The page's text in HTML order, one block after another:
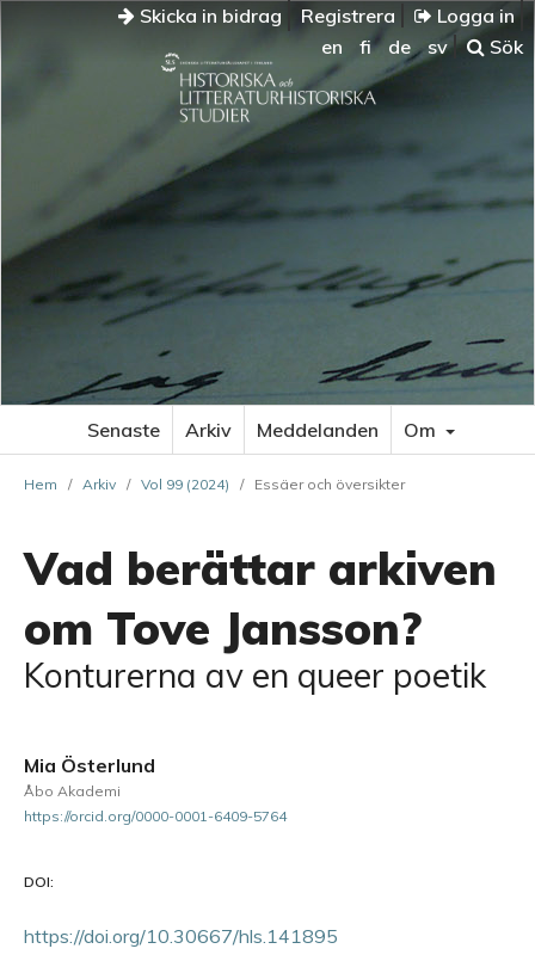
Skicka in bidrag Registrera
Logga in
en
fi de sv Sök
Senaste Arkiv Meddelanden Om
Hem / Arkiv / Vol 99 (2024) / Essäer och översikter
Vad berättar arkiven
om Tove Jansson?
Konturerna av en queer poetik
Mia Österlund
Åbo Akademi
https://orcid.org/0000-0001-6409-5764
DOI:
https://doi.org/10.30667/hls.141895